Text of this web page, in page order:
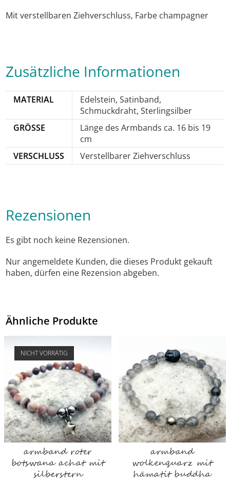
Mit verstellbaren Ziehverschluss, Farbe champagner
Zusätzliche Informationen
MATERIAL
Edelstein, Satinband,
Schmuckdraht, Sterlingsilber
GRÖSSE
Länge des Armbands ca. 16 bis 19
cm
VERSCHLUSS
Verstellbarer Ziehverschluss
Rezensionen
Es gibt noch keine Rezensionen.
Nur angemeldete Kunden, die dieses Produkt gekauft
haben, dürfen eine Rezension abgeben.
Ähnliche Produkte
NICHT VORRÄTIG
armband roter
botswana achat mit
silberstern
armband
wolkenquarz mit
hämatit buddha